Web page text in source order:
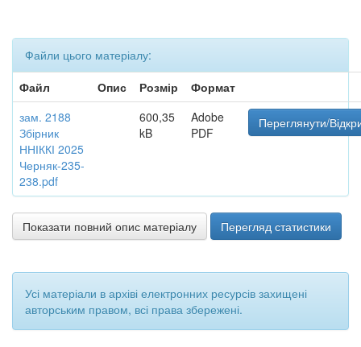
Файли цього матеріалу:
Файл
Опис Розмір
Формат
зам. 2188
Збірник
ННІККІ 2025
Черняк-235-
238.pdf
600,35
kB
Adobe
PDF
Переглянути/
Показати повний опис матеріалу Перегляд статистики
Усі матеріали в архіві електронних ресурсів захищені
авторським правом, всі права збережені.